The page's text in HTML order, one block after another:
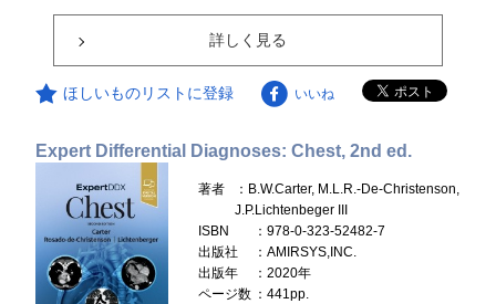
詳しく見る
ほしいものリストに登録 いいね
Expert Differential Diagnoses: Chest, 2nd ed.
著者
：B.W.Carter, M.L.R.-De-Christenson,
J.P.Lichtenbeger III
ISBN
：978-0-323-52482-7
出版社
：AMIRSYS,INC.
出版年
：2020年
ページ数 ：441pp.